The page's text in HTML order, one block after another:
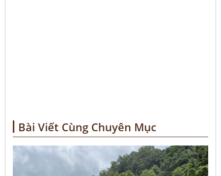
Bài Viết Cùng Chuyên Mục